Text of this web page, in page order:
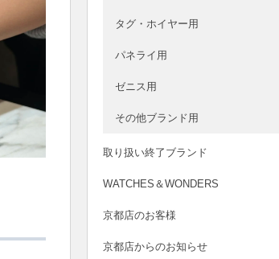
タグ・ホイヤー用
パネライ用
ゼニス用
その他ブランド用
取り扱い終了ブランド
WATCHES＆WONDERS
京都店のお客様
京都店からのお知らせ